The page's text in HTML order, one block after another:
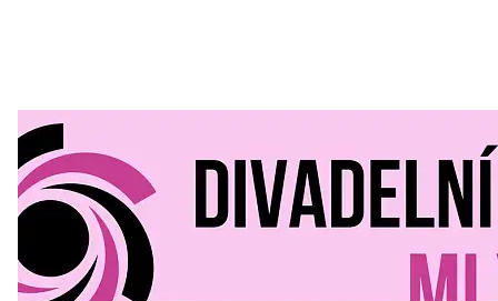
Divadelní Mlýn 30. 07. 2026
Kultura a volný čas
Divadelní mlýn. 15. až 18. října KD
MLEJN. Vstupenky již v prodeji.
Přijďte na přátelský festival divadla a inspirace 15. až 18.